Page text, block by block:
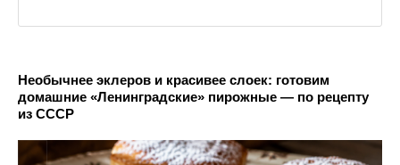
Необычнее эклеров и красивее слоек: готовим
домашние «Ленинградские» пирожные — по рецепту
из СССР